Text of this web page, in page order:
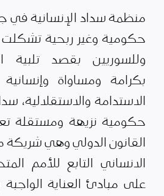
منظمة سداد الإنسانية في
حكومية وغير ربحية
وللسوريين بقصد تلبية
بكرامة ومساواة
الاستدامة والاستقلالية،
حكومية نزيهة ومستقلة
القانون الدولي وهي شريكة
الانساني التابع للأمم
على مبادئ العناية